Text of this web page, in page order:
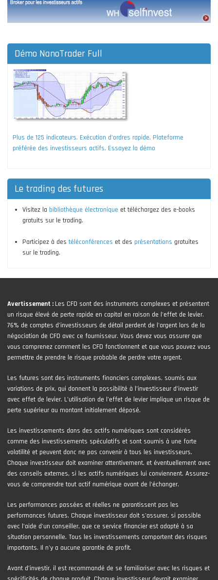
Démo NanoTrader Full
Plus de 125 indicateurs. Exécution d'ordres rapide. Plateforme
préférée des investisseurs actifs. Essayez la démo
Le trading des futures
Visitez la bibliothèque électronique et téléchargez des e-books
gratuits sur le trading.
Participez à destéléconférences et des présentations gratuites
sur le trading.
Avertissement : Les CFD sont des instruments complexes et présentent
un risque élevé de perte rapide en capital en raison de l'effet de levier.
76% de comptes d'investisseurs de détail perdent de l'argent lors de la
négociation de CFD avec ce fournisseur. Vous devez vous assurer que
vous comprenez comment les CFD fonctionnent et que vous pouvez vous
permettre de prendre le risque probable de perdre votre argent.
Les futures sont des instruments financiers complexes, soumis aux
variations de prix, qui donnent la possibilité à l’investisseur d’investir
avec effet de levier. L’utilisation de l’effet de levier implique un risque de
perte supérieur au montant initialement déposé.
Les investissements dans des actifs numériques sont considérés
comme des investissements spéculatifs et sont soumis à une forte
volatilité et peuvent donc ne pas convenir à tous les investisseurs.
Chaque investisseur doit examiner attentivement, et éventuellement avec
des conseils externes, si les actifs numériques lui conviennent. Assurez-
vous de comprendre tout actif numérique avant de l'échanger.
Les performances passées et réelles ne garantissent pas les
performances futures. Chaque investisseur doit s'assurer, si possible
avec l'aide d'un conseiller, que ce service financier est adapté à sa
situation personnelle. Tous les investissements comportent des risques
importants. Il n'y a aucune garantie de profit.
Avant d’investir, il est recommandé de se familiariser avec les risques et